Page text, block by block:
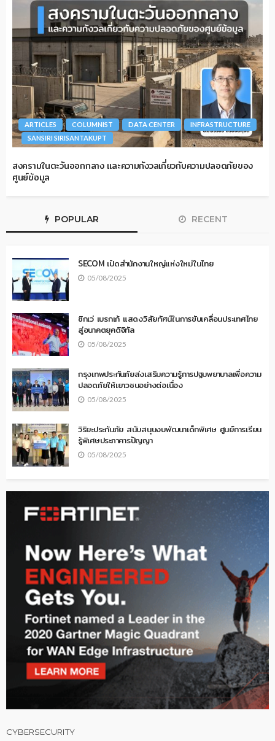
ARTICLES COLUMNIST DATA CENTER
INFRASTRUCTURE
SANSIRI SIRISANTAKUPT
สงครามในตะวันออกกลาง และความกังวลเกี่ยวกับความปลอดภัยของ
ศูนย์ข้อมูล
POPULAR RECENT
SECOM เปิดสำนักงานใหญ่แห่งใหม่ในไทย
05/08/2025
ซิกเว่ เบรกเก้ แสดงวิสัยทัศน์ในการขับเคลื่อนประเทศไทย
สู่อนาคตยุคดิจิทัล
05/08/2025
กรุงเทพประกันภัยส่งเสริมความรู้การปฐมพยาบาลเพื่อความ
ปลอดภัยให้เยาวชนอย่างต่อเนื่อง
05/08/2025
วิริยะประกันภัย สนับสนุนงบพัฒนาเด็กพิเศษ ศูนย์การเรียน
รู้พิเศษประภาคารปัญญา
05/08/2025
CYBERSECURITY